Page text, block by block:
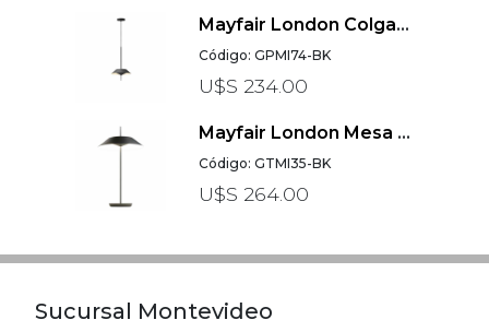
Mayfair London Colgante Negro
Código: GPMI74-BK
U$S 234.00
Mayfair London Mesa Negro
Código: GTMI35-BK
U$S 264.00
Sucursal Montevideo